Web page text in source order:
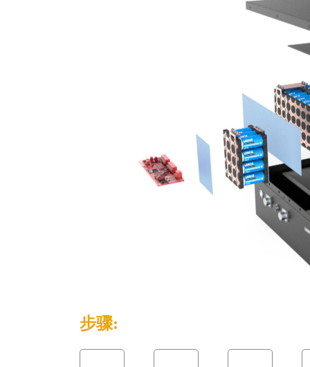
步骤: